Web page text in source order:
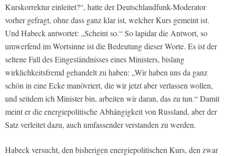
Kurskorrektur einleitet?“, hatte der Deutschlandfunk-Moderator
vorher gefragt, ohne dass ganz klar ist, welcher Kurs gemeint ist.
Und Habeck antwortet: „Scheint so.“ So lapidar die Antwort, so
umwerfend im Wortsinne ist die Bedeutung dieser Worte. Es ist der
seltene Fall des Eingeständnisses eines Ministers, bislang
wirklichkeitsfremd gehandelt zu haben: „Wir haben uns da ganz
schön in eine Ecke manövriert, die wir jetzt aber verlassen wollen,
und seitdem ich Minister bin, arbeiten wir daran, das zu tun.“ Damit
meint er die energiepolitische Abhängigkeit von Russland, aber der
Satz verleitet dazu, auch umfassender verstanden zu werden.
Habeck versucht, den bisherigen energiepolitischen Kurs, den zwar